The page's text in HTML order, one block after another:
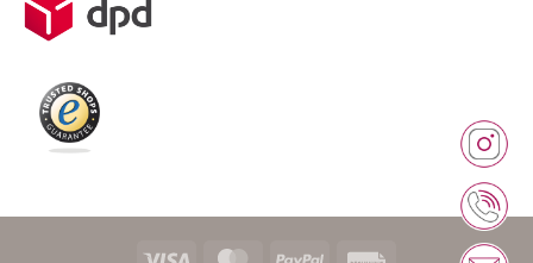
Weitere Informationen über den gesperrten Inhalt.
Visa MasterCardPayPal